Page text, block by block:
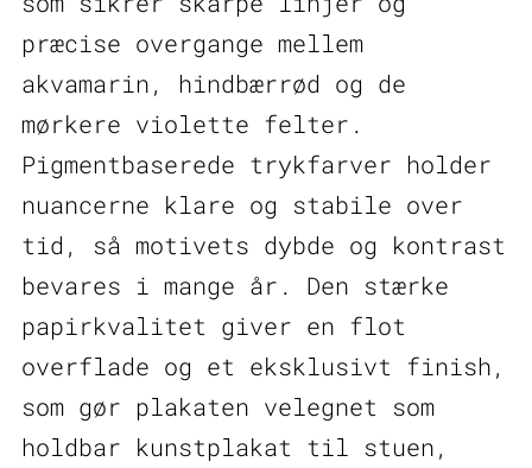
præcise overgange mellem
akvamarin, hindbærrød og de
mørkere violette felter.
Pigmentbaserede trykfarver holder
nuancerne klare og stabile over
tid, så motivets dybde og kontrast
bevares i mange år. Den stærke
papirkvalitet giver en flot
overflade og et eksklusivt finish,
som gør plakaten velegnet som
holdbar kunstplakat til stuen,